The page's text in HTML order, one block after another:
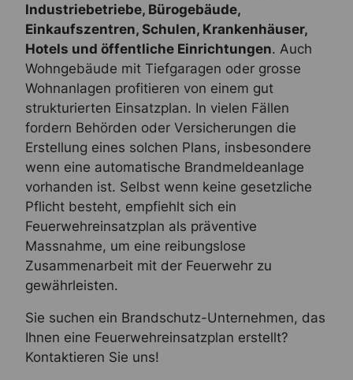
Industriebetriebe, Bürogebäude,
Einkaufszentren, Schulen, Krankenhäuser,
Hotels und öffentliche Einrichtungen. Auch
Wohngebäude mit Tiefgaragen oder grosse
Wohnanlagen profitieren von einem gut
strukturierten Einsatzplan. In vielen Fällen
fordern Behörden oder Versicherungen die
Erstellung eines solchen Plans, insbesondere
wenn eine automatische Brandmeldeanlage
vorhanden ist. Selbst wenn keine gesetzliche
Pflicht besteht, empfiehlt sich ein
Feuerwehreinsatzplan als präventive
Massnahme, um eine reibungslose
Zusammenarbeit mit der Feuerwehr zu
gewährleisten.
Sie suchen ein Brandschutz-Unternehmen, das
Ihnen eine Feuerwehreinsatzplan erstellt?
Kontaktieren Sie uns!